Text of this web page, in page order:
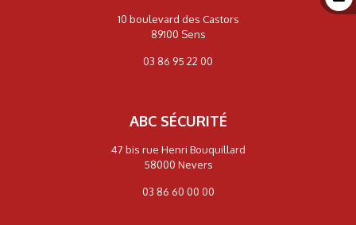
10 boulevard des Castors
89100 Sens
03 86 95 22 00
ABC SÉCURITÉ
47 bis rue Henri Bouquillard
58000 Nevers
03 86 60 00 00